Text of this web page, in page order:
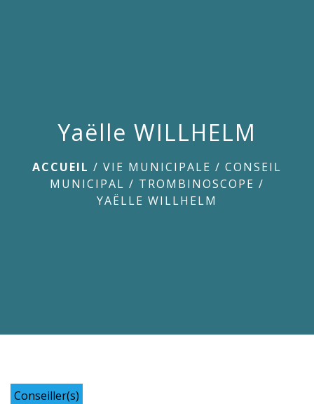
Yaëlle WILLHELM
ACCUEIL / VIE MUNICIPALE / CONSEIL
MUNICIPAL / TROMBINOSCOPE /
YAËLLE WILLHELM
Conseiller(s)